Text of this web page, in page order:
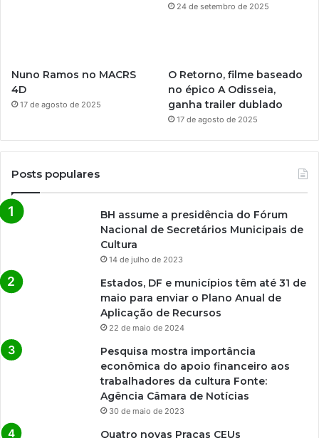
24 de setembro de 2025
Nuno Ramos no MACRS
4D
17 de agosto de 2025
O Retorno, filme baseado
no épico A Odisseia,
ganha trailer dublado
17 de agosto de 2025
Posts populares
BH assume a presidência do Fórum
Nacional de Secretários Municipais de
Cultura
14 de julho de 2023
Estados, DF e municípios têm até 31 de
maio para enviar o Plano Anual de
Aplicação de Recursos
22 de maio de 2024
Pesquisa mostra importância
econômica do apoio financeiro aos
trabalhadores da cultura Fonte:
Agência Câmara de Notícias
30 de maio de 2023
Quatro novas Praças CEUs